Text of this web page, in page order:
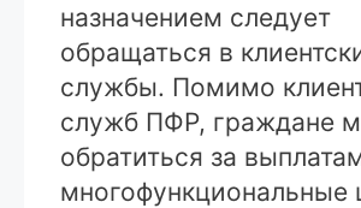
назначением следует
обращаться в
службы. Помимо
служб ПФР, граждане
обратиться за
многофункциональные